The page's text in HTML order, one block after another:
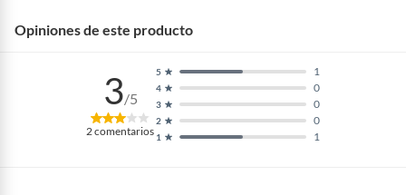
Opiniones de este producto
3/5
2comentarios 1 1
2 0
3 0
4 0
5 1